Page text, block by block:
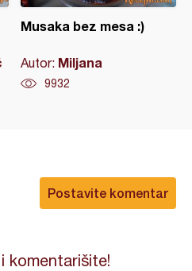
Musaka bez mesa :)
Autor: Miljana
9932
Postavite komentar
komentarišite!